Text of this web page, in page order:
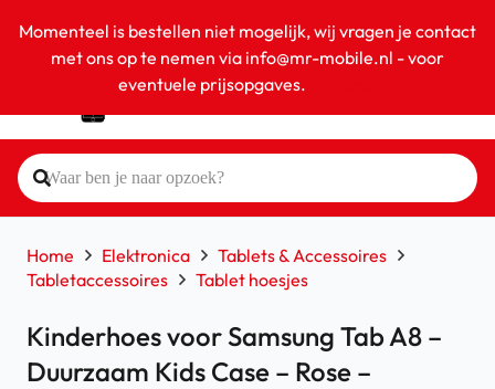
Momenteel is bestellen niet mogelijk, wij vragen je contact
met ons op te nemen via info@mr-mobile.nl - voor
eventuele prijsopgaves.
Home Elektronica
Tablets & Accessoires
Tabletaccessoires
Tablet hoesjes
Kinderhoes voor Samsung Tab A8 –
Duurzaam Kids Case – Rose –